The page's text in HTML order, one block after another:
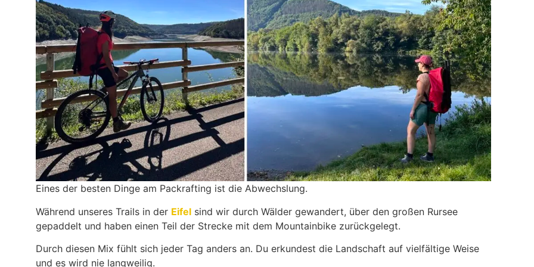
Eines der besten Dinge am Packrafting ist die Abwechslung.
Während unseres Trails in der Eifel sind wir durch Wälder gewandert, über den großen Rursee
gepaddelt und haben einen Teil der Strecke mit dem Mountainbike zurückgelegt.
Durch diesen Mix fühlt sich jeder Tag anders an. Du erkundest die Landschaft auf vielfältige Weise
und es wird nie langweilig.